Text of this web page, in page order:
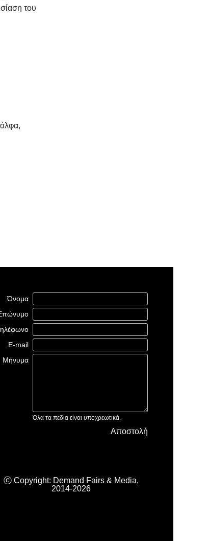
του
Όνομα
E-mail
Μήνυμα
Όλα τα πεδία είναι υποχρεωτικά.
Αποστολή
ⓒ Copyright: Demand Fairs & Media,
2014-2026